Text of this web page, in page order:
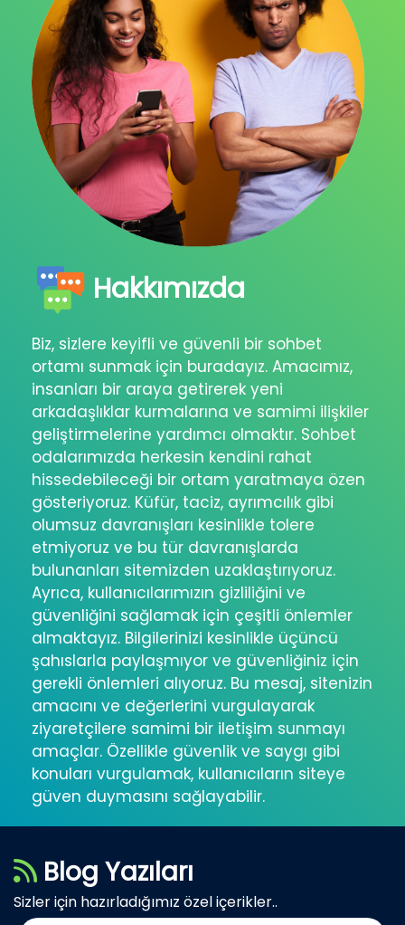
Hakkımızda
Biz, sizlere keyifli ve güvenli bir sohbet
ortamı sunmak için buradayız. Amacımız,
insanları bir araya getirerek yeni
arkadaşlıklar kurmalarına ve samimi ilişkiler
geliştirmelerine yardımcı olmaktır. Sohbet
odalarımızda herkesin kendini rahat
hissedebileceği bir ortam yaratmaya özen
gösteriyoruz. Küfür, taciz, ayrımcılık gibi
olumsuz davranışları kesinlikle tolere
etmiyoruz ve bu tür davranışlarda
bulunanları sitemizden uzaklaştırıyoruz.
Ayrıca, kullanıcılarımızın gizliliğini ve
güvenliğini sağlamak için çeşitli önlemler
almaktayız. Bilgilerinizi kesinlikle üçüncü
şahıslarla paylaşmıyor ve güvenliğiniz için
gerekli önlemleri alıyoruz. Bu mesaj, sitenizin
amacını ve değerlerini vurgulayarak
ziyaretçilere samimi bir iletişim sunmayı
amaçlar. Özellikle güvenlik ve saygı gibi
konuları vurgulamak, kullanıcıların siteye
güven duymasını sağlayabilir.
Blog Yazıları
Sizler için hazırladığımız özel içerikler..